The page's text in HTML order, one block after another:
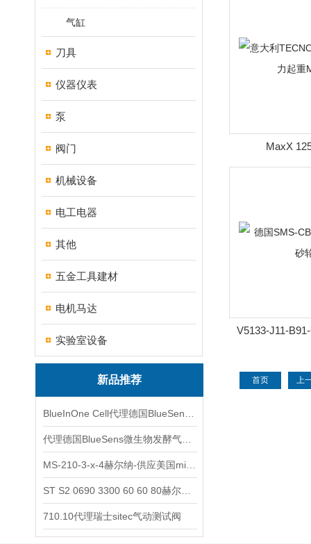
气缸
刀具
仪器仪表
泵
阀门
机械设备
电工电器
其他
五金工具建材
电机马达
实验室设备
新品推荐
710.10代理瑞士sitec气动测试阀
MaxX
V5133-J11-
首页 上